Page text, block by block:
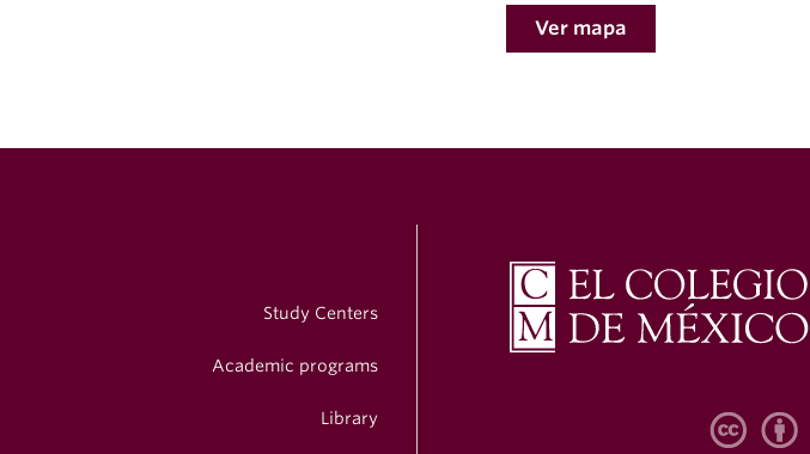
Ver mapa
Study Centers
Academic programs
Library